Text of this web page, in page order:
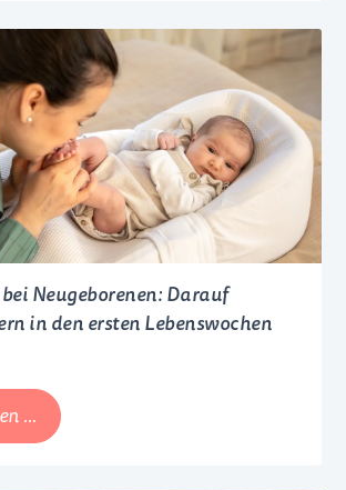
PRE-,
HA-,
AR-
&
Anfangsmilch
Neugeborenen: Darauf
in den ersten Lebenswochen
… Hautpflege
bei